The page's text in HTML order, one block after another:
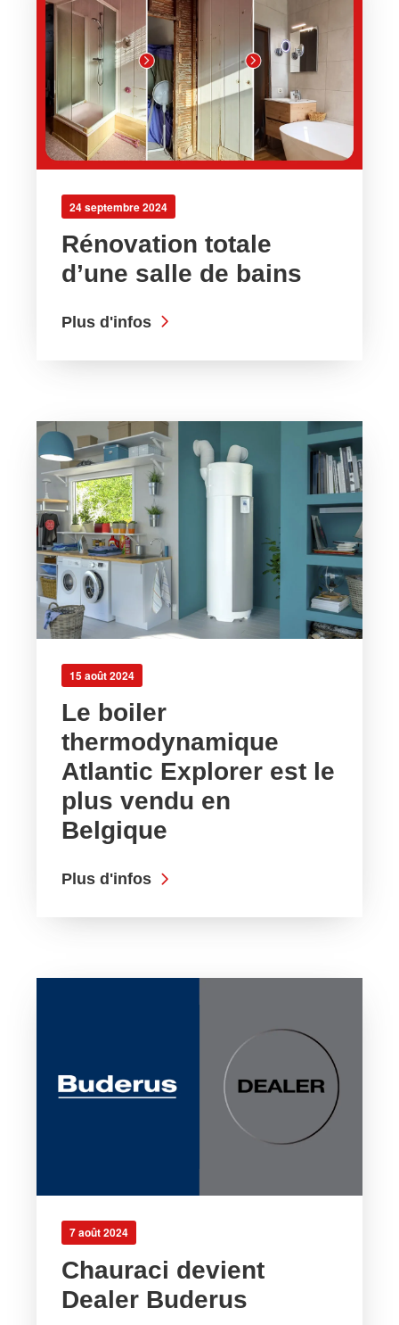
24 septembre 2024
Rénovation totale
d’une salle de bains
Plus d'infos
15 août 2024
Le boiler
thermodynamique
Atlantic Explorer est le
plus vendu en
Belgique
Plus d'infos
7 août 2024
Chauraci devient
Dealer Buderus